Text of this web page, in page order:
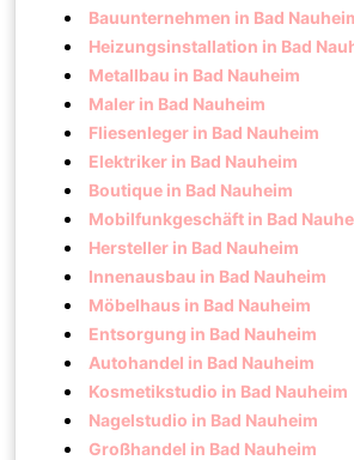
Bauunternehmen in Bad
Heizungsinstallation in Bad
Metallbau in Bad Nauheim
Maler in Bad Nauheim
Fliesenleger in Bad Nauheim
Elektriker in Bad Nauheim
Boutique in Bad Nauheim
Mobilfunkgeschäft in Bad
Hersteller in Bad Nauheim
Innenausbau in Bad Nauheim
Möbelhaus in Bad Nauheim
Entsorgung in Bad Nauheim
Autohandel in Bad Nauheim
Kosmetikstudio in Bad Nauheim
Nagelstudio in Bad Nauheim
Großhandel in Bad Nauheim